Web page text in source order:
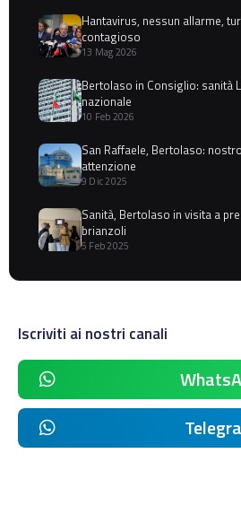
Hantavirus, nessun allarme,
contagioso
13 Mag 2026
Bertolaso in Consiglio: sanità
nazionale
10 Feb 2026
San Raffaele, Bertolaso:
attenzione
9 Dic 2025
Sanità, Bertolaso in visita a
brianzoli
5 Feb 2025
Iscriviti ai nostri canali